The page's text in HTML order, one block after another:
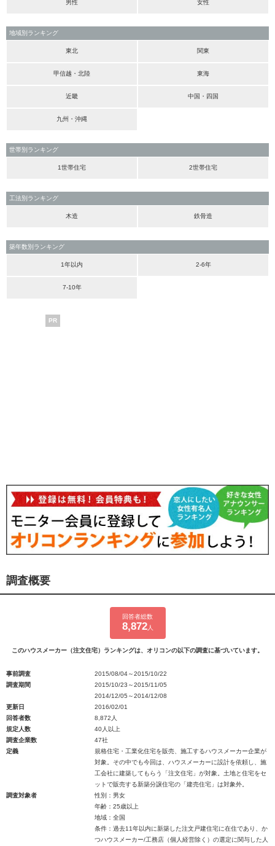
男性 女性
地域別ランキング
東北 関東
甲信越・北陸 東海
近畿 中国・四国
九州・沖縄
世帯別ランキング
1世帯住宅 2世帯住宅
工法別ランキング
木造 鉄骨造
築年数別ランキング
1年以内 2-6年
7-10年
PR
調査概要
回答者総数
8,872人
このハウスメーカー（注文住宅）ランキングは、オリコンの以下の調査に基づいています。
事前調査
2015/08/04～2015/10/22
調査期間
2015/10/23～2015/11/05
2014/12/05～2014/12/08
更新日
2016/02/01
回答者数
8,872人
規定人数
40人以上
調査企業数
47社
定義
規格住宅・工業化住宅を販売、施工するハウスメーカー企業が
対象。その中でも今回は、ハウスメーカーに設計を依頼し、施
工会社に建築してもらう「注文住宅」が対象。土地と住宅をセ
ットで販売する新築分譲住宅の「建売住宅」は対象外。
調査対象者
性別：男女
年齢：25歳以上
地域：全国
条件：過去11年以内に新築した注文戸建住宅に在住であり、か
つハウスメーカー/工務店（個人経営除く）の選定に関与した人